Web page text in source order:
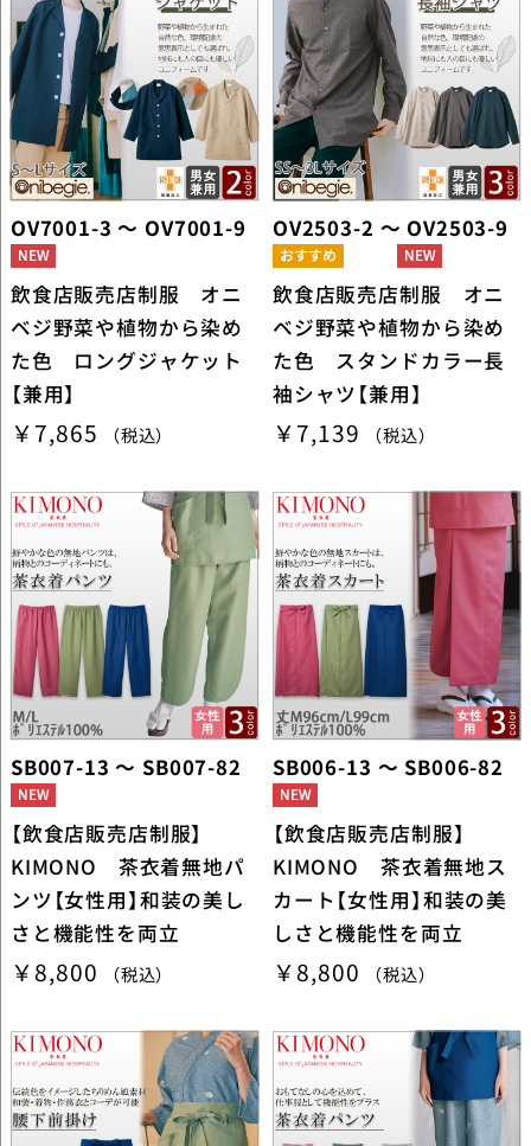
OV7001-3 ～ OV7001-9
飲食店販売店制服 オニ
ベジ野菜や植物から染め
た色 ロングジャケット
【兼用】
￥7,865 （税込）
OV2503-2 ～ OV2503-9
飲食店販売店制服 オニ
ベジ野菜や植物から染め
た色 スタンドカラー長
袖シャツ【兼用】
￥7,139 （税込）
SB007-13 ～ SB007-82
【飲食店販売店制服】
KIMONO 茶衣着無地パ
ンツ【女性用】和装の美し
さと機能性を両立
￥8,800 （税込）
SB006-13 ～ SB006-82
【飲食店販売店制服】
KIMONO 茶衣着無地ス
カート【女性用】和装の美
しさと機能性を両立
￥8,800 （税込）